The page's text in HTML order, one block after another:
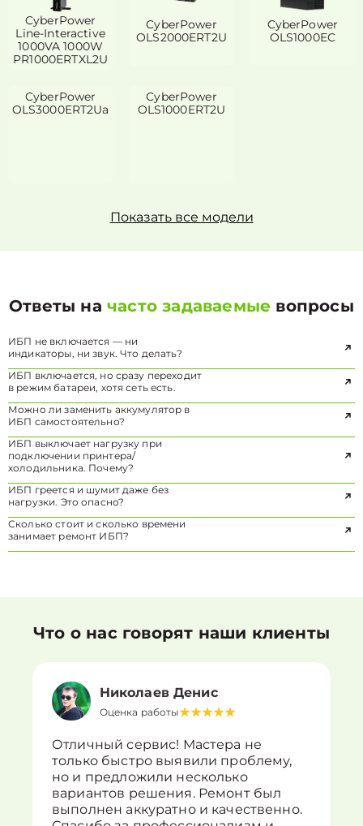
CyberPower
Line-Interactive
1000VA 1000W
PR1000ERTXL2U
CyberPower
OLS2000ERT2U
CyberPower
OLS1000EC
CyberPower
OLS3000ERT2Ua
CyberPower
OLS1000ERT2U
Показать все модели
Ответы начасто задаваемые вопросы
ИБП не включается — ни
индикаторы, ни звук. Что делать?
ИБП включается, но сразу переходит
в режим батареи, хотя сеть есть.
Можно ли заменить аккумулятор в
ИБП самостоятельно?
ИБП выключает нагрузку при
подключении принтера/
холодильника. Почему?
ИБП греется и шумит даже без
нагрузки. Это опасно?
Сколько стоит и сколько времени
занимает ремонт ИБП?
Что о нас говорят наши клиенты
Николаев Денис
Оценка работы
Отличный сервис! Мастера не
только быстро выявили проблему,
но и предложили несколько
вариантов решения. Ремонт был
выполнен аккуратно и качественно.